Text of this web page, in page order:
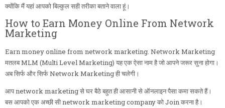
क्योंकि मैं यहां आपको बिल्कुल सही तरीका बताने वाला हूं।
How to Earn Money Online From Network
Marketing
Earn money online from network marketing. Network Marketing
मतलब MLM (Multi Level Marketing) यह एक ऐसा नाम है जो आपने जरूर सुना होगा।
अब सिर्फ और सिर्फ Network Marketing ही चलेगी।
आप network marketing से घर बैठे बहुत ही आसानी से ऑनलाइन पैसा कमा सकते हैं।
बस आपको एक अच्छी सी network marketing company को Join करना है।